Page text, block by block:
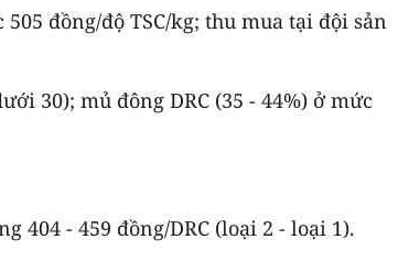
đồng/độ TSC/kg; thu mua tại đội sản
30); mủ đông DRC (35 - 44%) ở mức
404 - 459 đồng/DRC (loại 2 - loại 1).